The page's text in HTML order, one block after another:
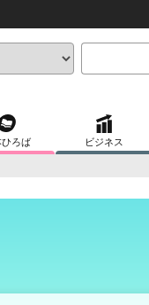
ろば ビジネス